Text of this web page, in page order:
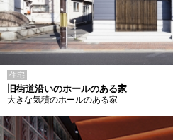
住宅
旧街道沿いのホールのある家
大きな気積のホールのある家